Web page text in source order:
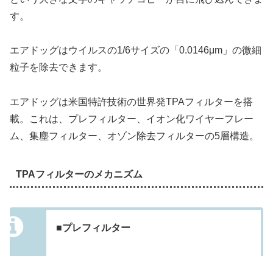
す。
エアドッグはウイルスの1/6サイズの「0.0146μm」の微細
粒子を除去できます。
エアドッグは米国特許技術の世界発TPAフィルターを搭
載。これは、プレフィルター、イオン化ワイヤーフレー
ム、集塵フィルター、オゾン除去フィルターの5層構造。
TPAフィルターのメカニズム
■プレフィルター